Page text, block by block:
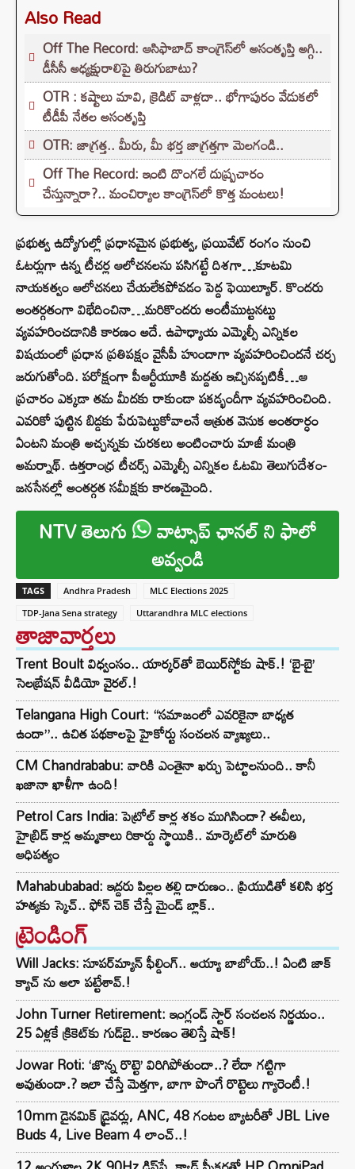
Also Read
Off The Record: ఆసిఫాబాద్ కాంగ్రెస్‌లో అసంతృప్తి అగ్గి..
డీసీసీ అధ్యక్షురాలిపై తిరుగుబాటు?
OTR : కష్టాలు మావి, క్రెడిట్ వాళ్లదా.. భోగాపురం వేడుకలో
టీడీపీ నేతల అసంతృప్తి
OTR: జాగ్రత్త.. మీరు, మీ భర్త జాగ్రత్తగా మెలగండి..
Off The Record: ఇంటి దొంగలే దుష్ప్రచారం
చేస్తున్నారా?.. మంచిర్యాల కాంగ్రెస్‌లో కొత్త మంటలు!
ప్రభుత్వ ఉద్యోగుల్లో ప్రధానమైన ప్రభుత్వ, ప్రయివేట్ రంగం నుంచి
ఓటర్లుగా ఉన్న టీచర్ల ఆలోచనలను పసిగట్టే దిశగా…కూటమి
నాయకత్వం ఆలోచనలు చేయలేకపోవడం పెద్ద ఫెయిల్యూర్‌. కొందరు
అంతర్గతంగా విభేదించినా…మరికొందరు అంటీముట్టనట్టు
వ్యవహరించడానికి కారణం అదే. ఉపాధ్యాయ ఎమ్మెల్సీ ఎన్నికల
విషయంలో ప్రధాన ప్రతిపక్షం వైసీపీ హుందాగా వ్యవహరించిందనే చర్చ
జరుగుతోంది. పరోక్షంగా పీఆర్టీయూకి మద్దతు ఇచ్చినప్పటికీ…ఆ
ప్రచారం ఎక్కడా తమ మీదకు రాకుండా పకడ్భందీగా వ్యవహరించింది.
ఎవరికో పుట్టిన బిడ్డకు పేరుపెట్టుకోవాలనే ఆత్రుత వెనుక అంతరార్ధం
ఏంటని మంత్రి అచ్చన్నకు చురకలు అంటించారు మాజీ మంత్రి
అమర్నాథ్. ఉత్తరాంధ్ర టీచర్స్ ఎమ్మెల్సీ ఎన్నికల ఓటమి తెలుగుదేశం-
జనసేనల్లో అంతర్గత సమీక్షకు కారణమైంది.
NTV తెలుగు వాట్సాప్ ఛానల్ ని ఫాలో
అవ్వండి
TAGS Andhra Pradesh
MLC Elections 2025
TDP-Jana Sena strategy
Uttarandhra MLC elections
తాజావార్తలు
Trent Boult విధ్వంసం.. యార్కర్‌తో బెయిర్‌స్టోకు షాక్.! ‘బై-బై’
సెలబ్రేషన్ వీడియో వైరల్.!
Telangana High Court: “సమాజంలో ఎవరికైనా బాధ్యత
ఉందా”.. ఉచిత పథకాలపై హైకోర్టు సంచలన వ్యాఖ్యలు..
CM Chandrababu: వారికి ఎంతైనా ఖర్చు పెట్టాలనుంది.. కానీ
ఖజానా ఖాళీగా ఉంది!
Petrol Cars India: పెట్రోల్ కార్ల శకం ముగిసిందా? ఈవీలు,
హైబ్రిడ్ కార్ల అమ్మకాలు రికార్డు స్థాయికి.. మార్కెట్‌లో మారుతి
ఆధిపత్యం
Mahabubabad: ఇద్దరు పిల్లల తల్లి దారుణం.. ప్రియుడితో కలిసి భర్త
హత్యకు స్కెచ్.. ఫోన్ చెక్ చేస్తే మైండ్ బ్లాక్..
ట్రెండింగ్‌
Will Jacks: సూపర్‌మ్యాన్ ఫీల్డింగ్.. అయ్యా బాబోయ్..! ఏంటి జాక్
క్యాచ్ ను అలా పట్టేశావ్.!
John Turner Retirement: ఇంగ్లండ్ స్టార్ సంచలన నిర్ణయం..
25 ఏళ్లకే క్రికెట్‌కు గుడ్‌బై.. కారణం తెలిస్తే షాక్!
Jowar Roti: ‘జొన్న రొట్టె’ విరిగిపోతుందా..? లేదా గట్టిగా
అవుతుందా.? ఇలా చేస్తే మెత్తగా, బాగా పొంగే రొట్టెలు గ్యారెంటీ.!
10mm డైనమిక్ డ్రైవర్లు, ANC, 48 గంటల బ్యాటరీతో JBL Live
Buds 4, Live Beam 4 లాంచ్..!